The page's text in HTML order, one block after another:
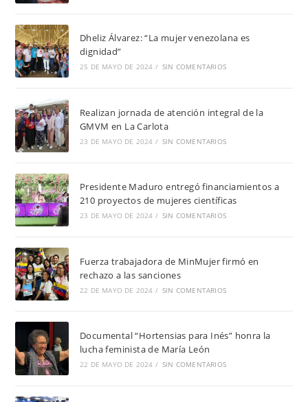
Dheliz Álvarez: “La mujer venezolana es
dignidad”
25 DE MAYO DE 2024 / SIN COMENTARIOS
Realizan jornada de atención integral de la
GMVM en La Carlota
23 DE MAYO DE 2024 / SIN COMENTARIOS
Presidente Maduro entregó financiamientos a
210 proyectos de mujeres científicas
23 DE MAYO DE 2024 / SIN COMENTARIOS
Fuerza trabajadora de MinMujer firmó en
rechazo a las sanciones
22 DE MAYO DE 2024 / SIN COMENTARIOS
Documental “Hortensias para Inés” honra la
lucha feminista de María León
22 DE MAYO DE 2024 / SIN COMENTARIOS